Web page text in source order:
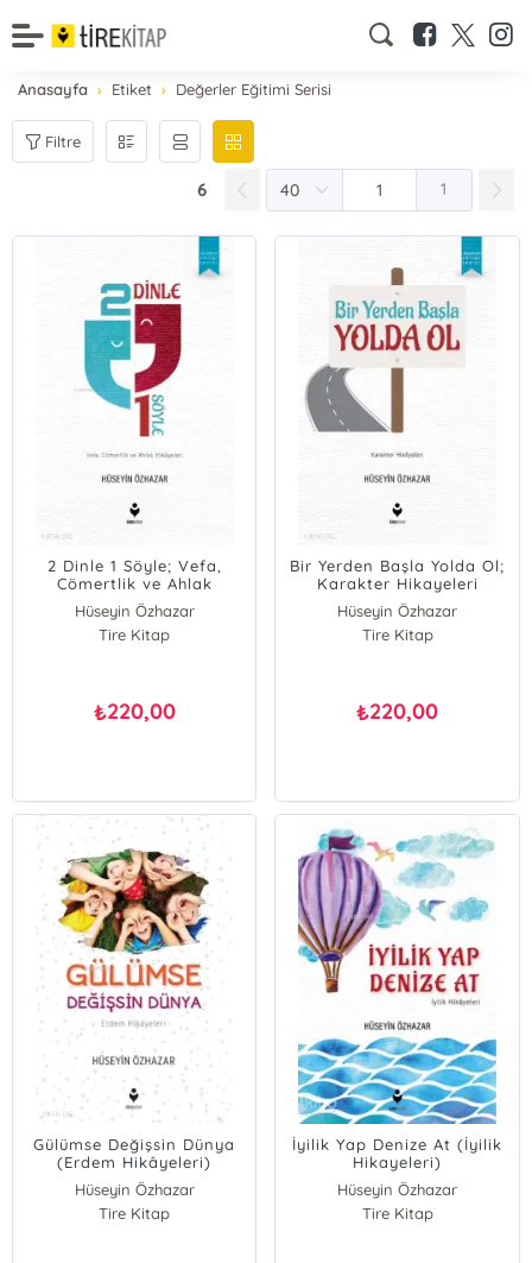
Anasayfa Etiket Değerler Eğitimi Serisi
Filtre
6 1
2 Dinle 1 Söyle; Vefa,
Cömertlik ve Ahlak
Hikayeleri
Hüseyin Özhazar
Tire Kitap
₺220,00
Bir Yerden Başla Yolda Ol;
Karakter Hikayeleri
Hüseyin Özhazar
Tire Kitap
₺220,00
Gülümse Değişsin Dünya
(Erdem Hikâyeleri)
Hüseyin Özhazar
Tire Kitap
İyilik Yap Denize At (İyilik
Hikayeleri)
Hüseyin Özhazar
Tire Kitap